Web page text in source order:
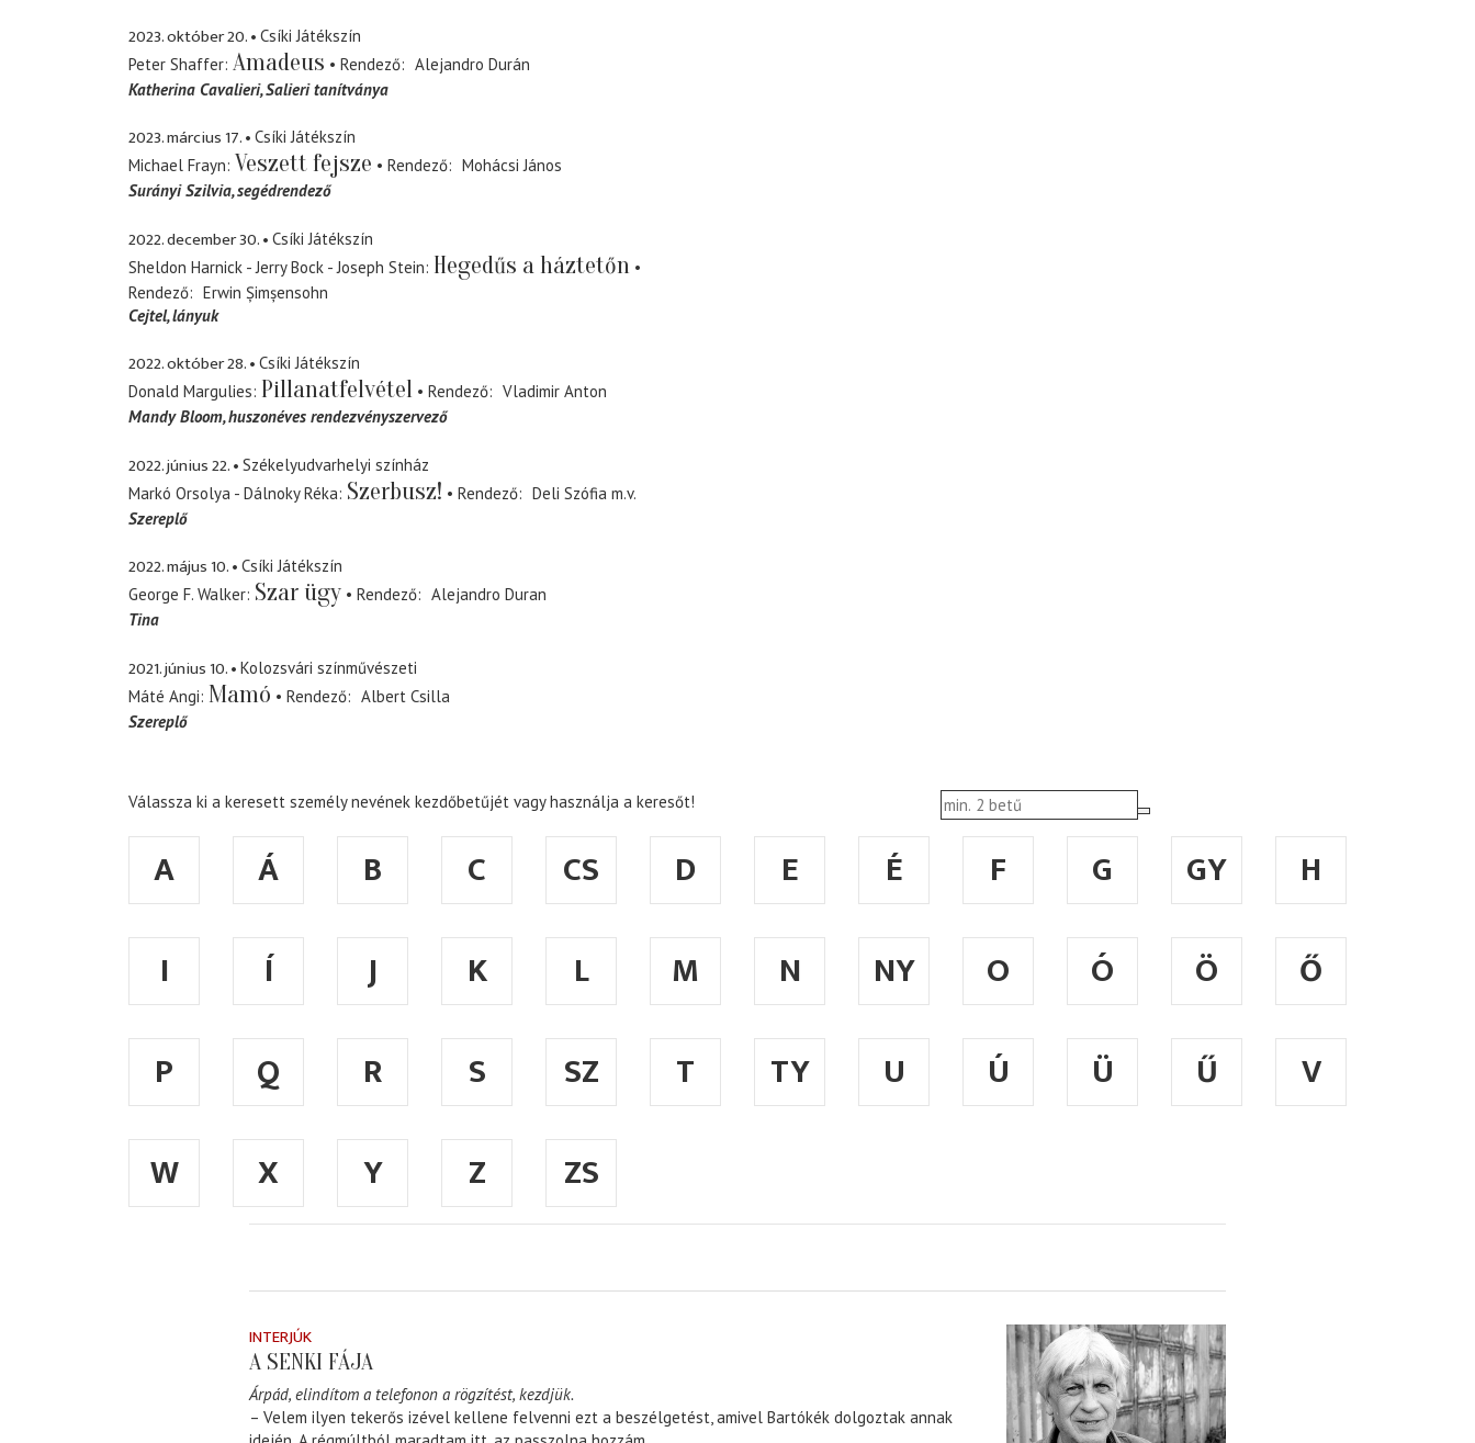
2023. október 20.
Csíki Játékszín
Peter Shaffer Amadeus Rendező
Alejandro Durán
Katherina Cavalieri Salieri tanítványa
2023. március 17.
Csíki Játékszín
Michael Frayn Veszett fejsze Rendező
Mohácsi János
Surányi Szilvia segédrendező
2022. december 30.
Csíki Játékszín
Sheldon Harnick - Jerry Bock - Joseph Stein Hegedűs a háztetőn
Rendező
Erwin Șimșensohn
Cejtel lányuk
2022. október 28.
Csíki Játékszín
Donald Margulies Pillanatfelvétel Rendező
Vladimir Anton
Mandy Bloom huszonéves rendezvényszervező
2022. június 22.
Székelyudvarhelyi színház
Markó Orsolya - Dálnoky Réka Szerbusz! Rendező Deli Szófia m.v.
Szereplő
2022. május 10.
Csíki Játékszín
George F. Walker Szar ügy Rendező
Alejandro Duran
Tina
2021. június 10.
Kolozsvári színművészeti
Máté Angi Mamó Rendező
Albert Csilla
Szereplő
Válassza ki a keresett személy nevének kezdőbetűjét vagy használja a keresőt!
A Á B C CS D E É F G GY
H
I
Í J K L M N NY O Ó Ö
Ő
P
Q R S SZ T TY U Ú Ü Ű
V
W
X Y Z ZS
INTERJÚK
A SENKI FÁJA
Árpád, elindítom a telefonon a rögzítést, kezdjük.
– Velem ilyen tekerős izével kellene felvenni ezt a beszélgetést, amivel Bartókék dolgoztak annak